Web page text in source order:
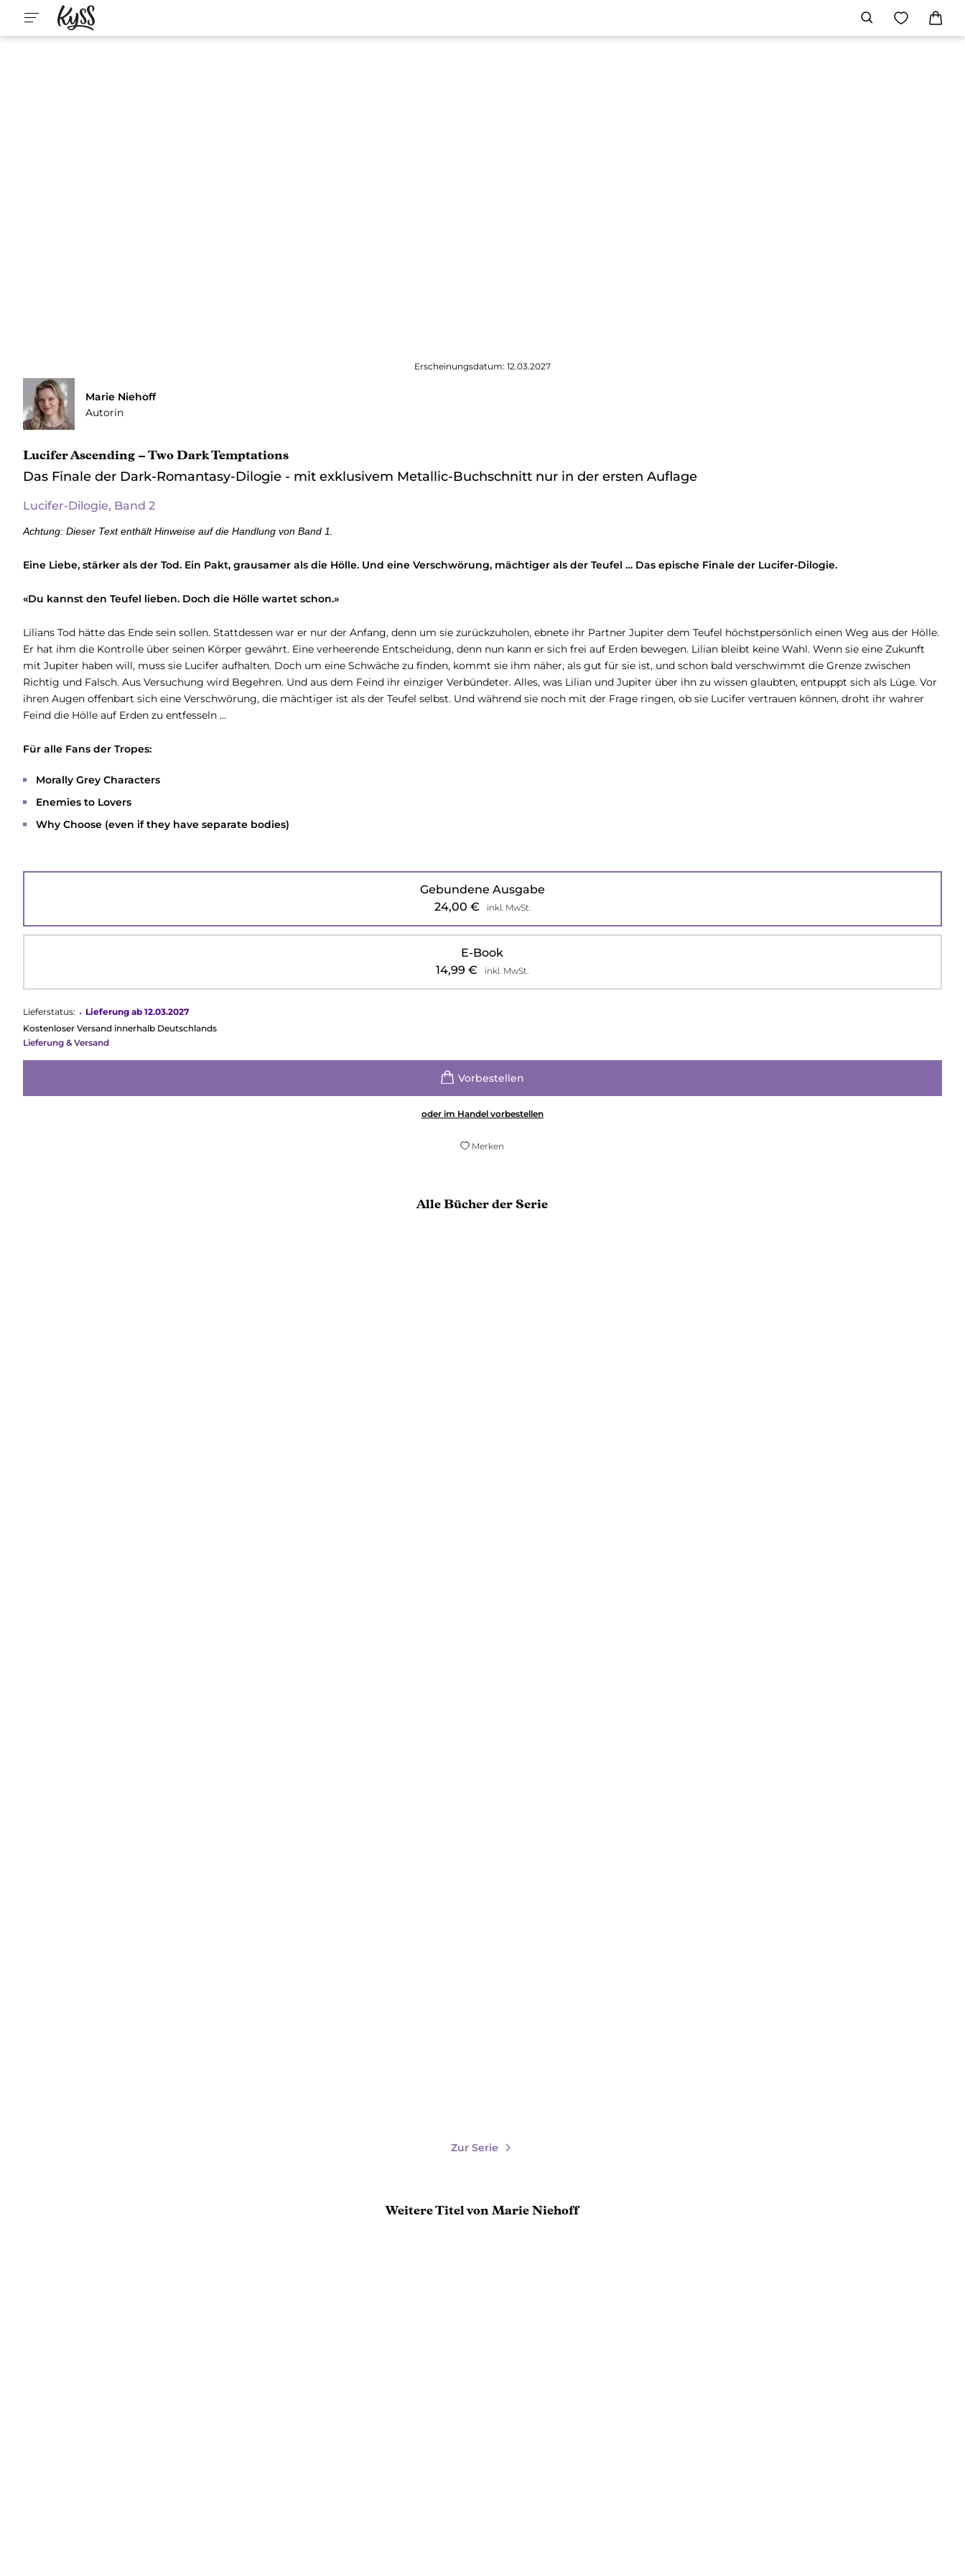
Erscheinungsdatum: 12.03.2027
Marie Niehoff
Autorin
Lucifer Ascending – Two Dark Temptations
Das Finale der Dark-Romantasy-Dilogie - mit exklusivem Metallic-Buchschnitt nur in der ersten Auflage
Lucifer-Dilogie, Band 2
Achtung: Dieser Text enthält Hinweise auf die Handlung von Band 1.
Eine Liebe, stärker als der Tod. Ein Pakt, grausamer als die Hölle. Und eine Verschwörung, mächtiger als der Teufel … Das epische Finale der Lucifer-Dilogie.
«Du kannst den Teufel lieben. Doch die Hölle wartet schon.»
Lilians Tod hätte das Ende sein sollen. Stattdessen war er nur der Anfang, denn um sie zurückzuholen, ebnete ihr Partner Jupiter dem Teufel höchstpersönlich einen Weg aus der Hölle.
Er hat ihm die Kontrolle über seinen Körper gewährt. Eine verheerende Entscheidung, denn nun kann er sich frei auf Erden bewegen. Lilian bleibt keine Wahl. Wenn sie eine Zukunft
mit Jupiter haben will, muss sie Lucifer aufhalten. Doch um eine Schwäche zu finden, kommt sie ihm näher, als gut für sie ist, und schon bald verschwimmt die Grenze zwischen
Richtig und Falsch. Aus Versuchung wird Begehren. Und aus dem Feind ihr einziger Verbündeter. Alles, was Lilian und Jupiter über ihn zu wissen glaubten, entpuppt sich als Lüge. Vor
ihren Augen offenbart sich eine Verschwörung, die mächtiger ist als der Teufel selbst. Und während sie noch mit der Frage ringen, ob sie Lucifer vertrauen können, droht ihr wahrer
Feind die Hölle auf Erden zu entfesseln …
Für alle Fans der Tropes:
Morally Grey Characters
Enemies to Lovers
Why Choose (even if they have separate bodies)
Gebundene Ausgabe
24,00 € inkl. MwSt.
E-Book
14,99€ inkl. MwSt.
Lieferstatus: • Lieferung ab 12.03.2027
Kostenloser Versand innerhalb Deutschlands
Lieferung & Versand
oder im Handel vorbestellen
Merken
Alle Bücher der Serie
Zur Serie
Weitere Titel von Marie Niehoff